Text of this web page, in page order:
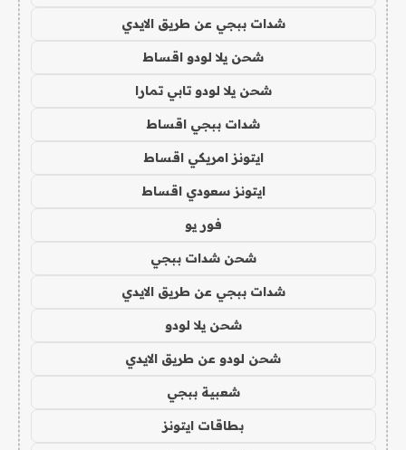
شدات ببجي عن طريق الايدي
شحن يلا لودو اقساط
شحن يلا لودو تابي تمارا
شدات ببجي اقساط
ايتونز امريكي اقساط
ايتونز سعودي اقساط
فور يو
شحن شدات ببجي
شدات ببجي عن طريق الايدي
شحن يلا لودو
شحن لودو عن طريق الايدي
شعبية ببجي
بطاقات ايتونز